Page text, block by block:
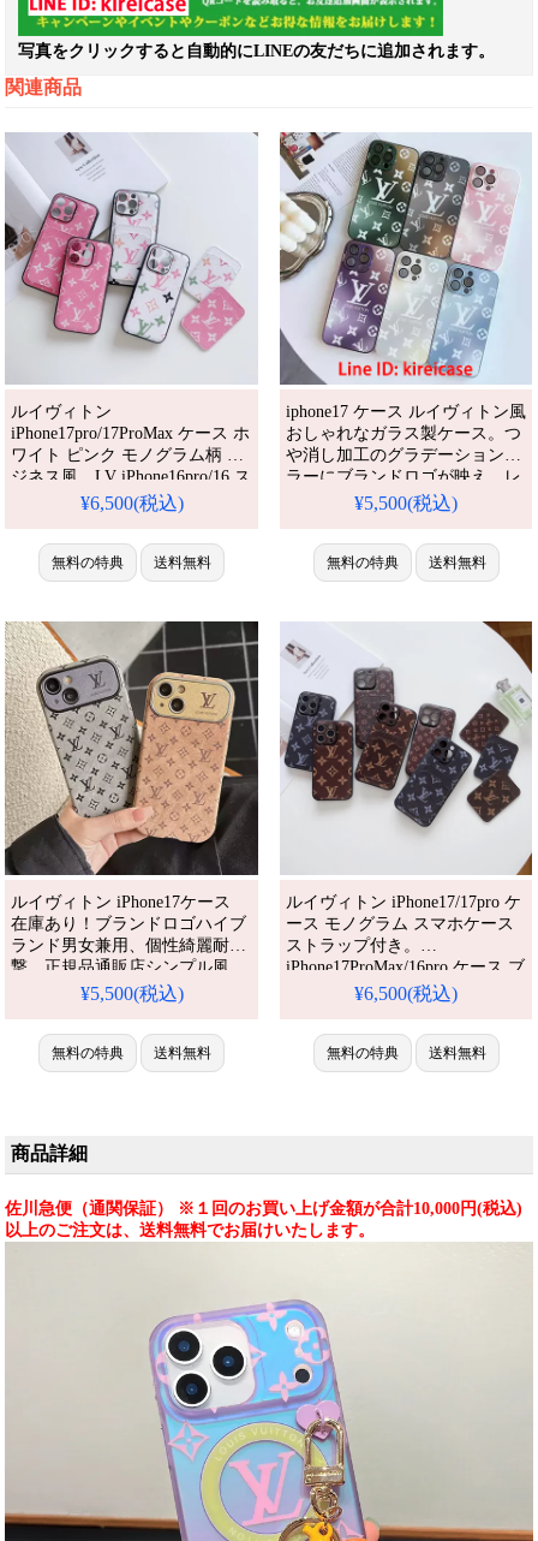
写真をクリックすると自動的にLINEの友だちに追加されます。
関連商品
ルイヴィトン
iPhone17pro/17ProMax ケース ホ
ワイト ピンク モノグラム柄 ビ
ジネス風。LV iPhone16pro/16 ス
マホケース 背面収納 カード入
15pro/14 ケース 女子人気。人
気・芸能人愛用・かわいい。耐
衝撃・防水・多機能。格安＆お
ケース対応。
¥6,500(税込)
無料の特典 送料無料
iphone17 ケース ルイヴィトン風
おしゃれなガラス製ケース。つ
や消し加工のグラデーションカ
ラーにブランドロゴが映え、レ
ディースに人気のキラキラで面
16/16 pro/16pro max/16
plus/17/17pro 携帯ケース 全機種
対応
¥5,500(税込)
無料の特典 送料無料
ルイヴィトン iPhone17ケース
在庫あり！ブランドロゴハイブ
ランド男女兼用、個性綺麗耐衝
撃。正規品通販店シンプル風、
iPhone16/16pro/16pro max全機種
ランド、防水の多機能仕様。か
わいいシンプルモノグラムスタ
イルが流行り、格安で手に入
¥5,500(税込)
無料の特典 送料無料
ルイヴィトン iPhone17/17pro ケ
ース モノグラム スマホケース
ストラップ付き。
iPhone17ProMax/16pro ケース ブ
ランド 携帯ケース ビジネス。
気ブランド。人気・芸能人愛
用・かわいい。耐衝撃・防水・
多機能。格安＆おしゃれ。
¥6,500(税込)
無料の特典 送料無料
商品詳細
佐川急便（通関保証） ※１回のお買い上げ金額が合計10,000円(税込)
以上のご注文は、送料無料でお届けいたします。